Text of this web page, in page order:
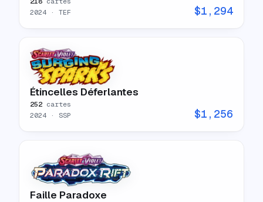
2024 · TEF $1,294
Étincelles Déferlantes
252 cartes
2024 · SSP $1,256
Faille Paradoxe